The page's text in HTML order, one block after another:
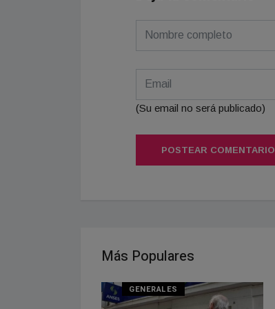
(Su email no será publicado)
POSTEAR COMENTARIO
Más Populares
GENERALES